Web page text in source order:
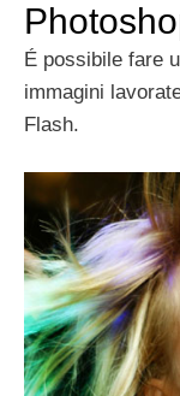
É possibile fare
immagini
Flash.